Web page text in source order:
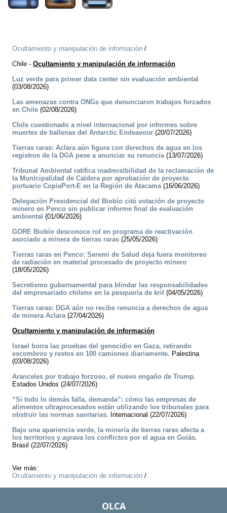
Ocultamiento y manipulación de información /
Chile - Ocultamiento y manipulación de información
Luz verde para primer data center sin evaluación ambiental
(03/08/2026)
Las amenazas contra ONGs que denunciaron trabajos forzados
en Chile (02/08/2026)
Chile cuestionado a nivel internacional por informes sobre
muertes de ballenas del Antarctic Endeavour (20/07/2026)
Tierras raras: Aclara aún figura con derechos de agua en los
registros de la DGA pese a anunciar su renuncia(13/07/2026)
Tribunal Ambiental ratifica inadmisibilidad de la reclamación de
la Municipalidad de Caldera por aprobación de proyecto
portuario CopiaPort-E en la Región de Atacama(16/06/2026)
Delegación Presidencial del Biobío citó votación de proyecto
minero en Penco sin publicar informe final de evaluación
ambiental (01/06/2026)
GORE Biobío desconoce rol en programa de reactivación
asociado a minera de tierras raras (25/05/2026)
Tierras raras en Penco: Seremi de Salud deja fuera monitoreo
de radiación en material procesado de proyecto minero
(18/05/2026)
Secretismo gubernamental para blindar las responsabilidades
del empresariado chileno en la pesquería de kril (04/05/2026)
Tierras raras: DGA aún no recibe renuncia a derechos de agua
de minera Aclara(27/04/2026)
Ocultamiento y manipulación de información
Israel borra las pruebas del genocidio en Gaza, retirando
escombros y restos en 100 camiones diariamente. Palestina
(03/08/2026)
Aranceles por trabajo forzoso, el nuevo engaño de Trump.
Estados Unidos (24/07/2026)
“Si todo lo demás falla, demanda”: cómo las empresas de
alimentos ultraprocesados están utilizando los tribunales para
obstruir las normas sanitarias. Internacional (22/07/2026)
Bajo una apariencia verde, la minería de tierras raras afecta a
los territorios y agrava los conflictos por el agua en Goiás.
Brasil (22/07/2026)
Ver más:
Ocultamiento y manipulación de información /
OLCA